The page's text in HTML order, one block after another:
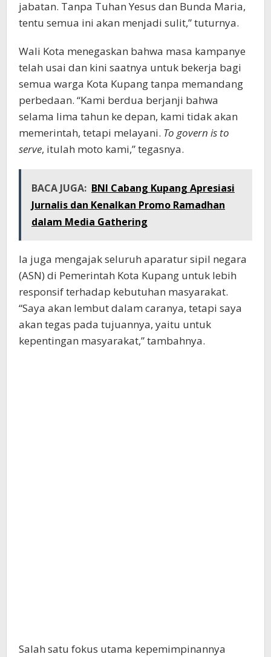
jabatan. Tanpa Tuhan Yesus dan Bunda Maria,
tentu semua ini akan menjadi sulit,” tuturnya.
Wali Kota menegaskan bahwa masa kampanye
telah usai dan kini saatnya untuk bekerja bagi
semua warga Kota Kupang tanpa memandang
perbedaan. “Kami berdua berjanji bahwa
selama lima tahun ke depan, kami tidak akan
memerintah, tetapi melayani. To govern is to
serve, itulah moto kami,” tegasnya.
BACA JUGA: BNI Cabang Kupang Apresiasi
Jurnalis dan Kenalkan Promo Ramadhan
dalam Media Gathering
Ia juga mengajak seluruh aparatur sipil negara
(ASN) di Pemerintah Kota Kupang untuk lebih
responsif terhadap kebutuhan masyarakat.
“Saya akan lembut dalam caranya, tetapi saya
akan tegas pada tujuannya, yaitu untuk
kepentingan masyarakat,” tambahnya.
Salah satu fokus utama kepemimpinannya